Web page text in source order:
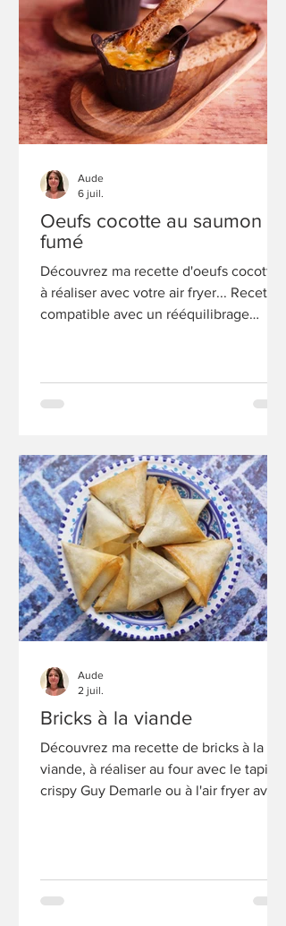
Oeufs cocotte au saumon
fumé
Découvrez ma recette d'oeufs cocotte,
à réaliser avec votre air fryer... Recette
compatible avec un rééquilibrage
Aude
6 juil.
Bricks à la viande
Découvrez ma recette de bricks à la
viande, à réaliser au four avec le tapis
crispy Guy Demarle ou à l'air fryer avec
Aude
2 juil.